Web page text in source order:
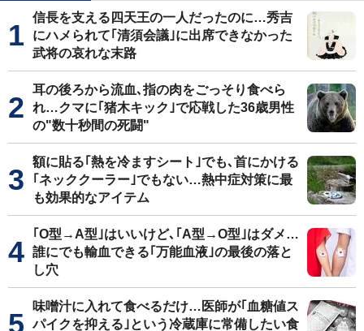
信長を支える四天王の一人だったのに…秀吉
にハメられて｢清須会議｣に出席できなかった
武将の哀れな末路
耳の後ろから流血､指の肉をごっそり食べら
れ…クマに｢猪木キック｣で応戦した36歳男性
の"数十秒間の死闘"
額に貼る｢熱を冷ますシート｣でも､首にかける
｢ネッククーラー｣でもない…熱中症対策に最
も効果的なアイテム
｢O型→A型｣はいいけど､｢A型→O型｣はダメ…
誰にでも輸血できる｢万能血液｣の最後の落と
し穴
味噌汁に入れて食べるだけ…医師が｢血糖値ス
パイクを抑える｣という冷蔵庫に常備したい食